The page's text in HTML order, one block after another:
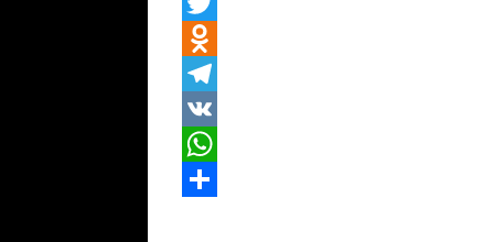
Twitter
Odnoklassniki
Telegram
VK
WhatsApp